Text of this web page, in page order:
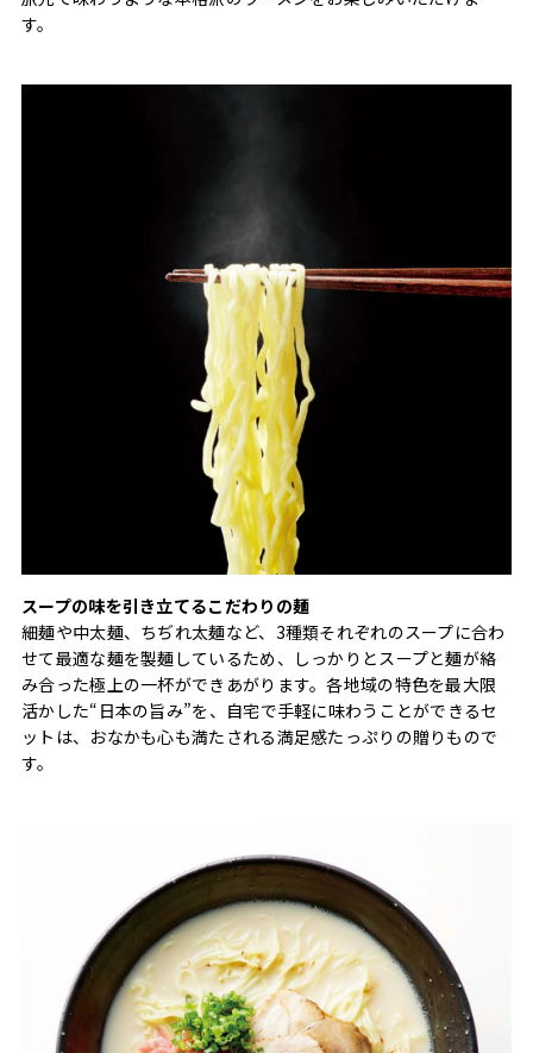
す。
スープの味を引き立てるこだわりの麺
細麺や中太麺、ちぢれ太麺など、3種類それぞれのスープに合わ
せて最適な麺を製麺しているため、しっかりとスープと麺が絡
み合った極上の一杯ができあがります。各地域の特色を最大限
活かした“日本の旨み”を、自宅で手軽に味わうことができるセ
ットは、おなかも心も満たされる満足感たっぷりの贈りもので
す。